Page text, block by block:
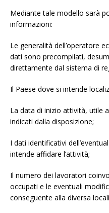
Mediante tale modello sarà
informazioni:
Le generalità dell’operatore
dati sono precompilati,
direttamente dal sistema di
Il Paese dove si intende
La data di inizio attività, utile
indicati dalla disposizione;
I dati identificativi
intende affidare l’attività;
Il numero dei lavoratori
occupati e le eventuali
conseguente alla diversa